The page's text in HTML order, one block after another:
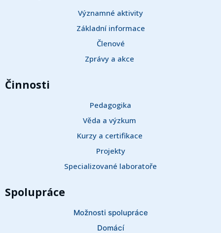
Významné aktivity
Základní informace
Členové
Zprávy a akce
Činnosti
Pedagogika
Věda a výzkum
Kurzy a certifikace
Projekty
Specializované laboratoře
Spolupráce
Možnosti spolupráce
Domácí